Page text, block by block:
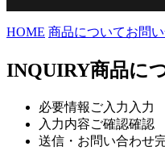
HOME 商品についてお問
INQUIRY商品に
必要情報ご入力 入力
入力内容ご確認確認
送信・お問い合わせ